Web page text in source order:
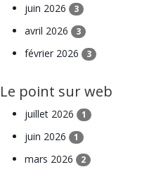
juin 2026 3
avril 2026 3
février 2026 3
Le point sur web
juillet 2026 1
juin 2026 1
mars 2026 2